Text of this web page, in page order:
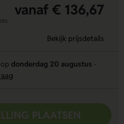
vanaf € 136,67
Bekijk prijsdetails
donderdag 20 augustus
PLAATSEN